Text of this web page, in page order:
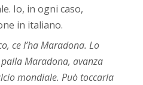
Io, in ogni caso,
in italiano.
ce l’ha Maradona. Lo
Maradona, avanza
mondiale. Può toccarla